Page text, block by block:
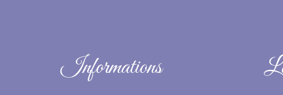
Informations